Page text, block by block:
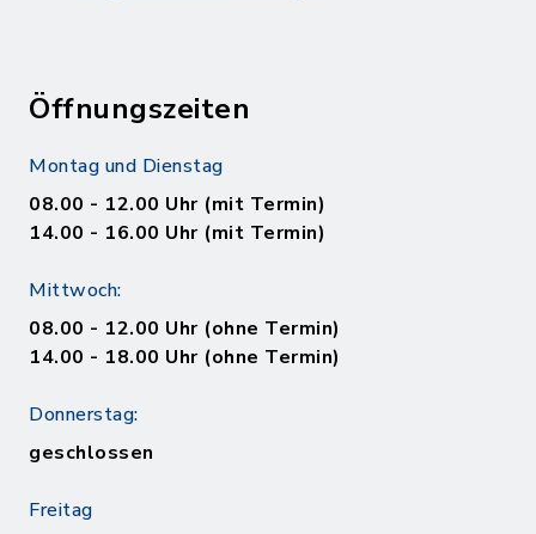
Öffnungszeiten
Montag und Dienstag
08.00 - 12.00 Uhr (mit Termin)
14.00 - 16.00 Uhr (mit Termin)
Mittwoch:
08.00 - 12.00 Uhr (ohne Termin)
14.00 - 18.00 Uhr (ohne Termin)
Donnerstag:
geschlossen
Freitag